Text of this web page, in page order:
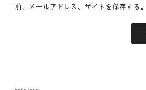
前、メールアドレス、サイトを保存する。